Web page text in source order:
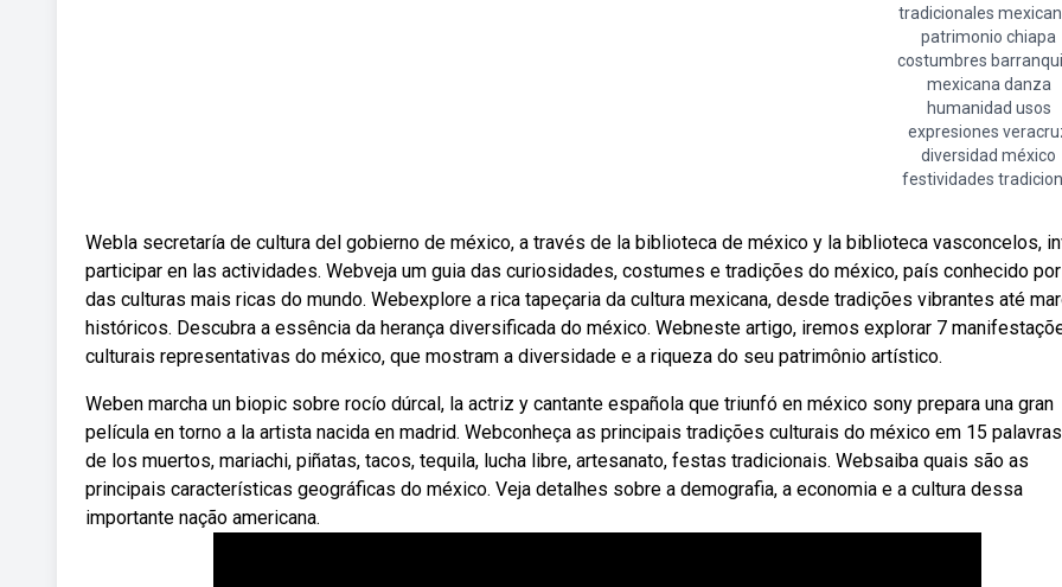
tradicionales
patrimonio chiapa
costumbres
mexicana danza
humanidad usos
expresiones
diversidad méxico
festividades
Webla secretaría de cultura del gobierno de méxico, a través de la biblioteca de méxico y la biblioteca vasconcelos,
participar en las actividades. Webveja um guia das curiosidades, costumes e tradições do méxico, país conhecido
das culturas mais ricas do mundo. Webexplore a rica tapeçaria da cultura mexicana, desde tradições vibrantes até
históricos. Descubra a essência da herança diversificada do méxico. Webneste artigo, iremos explorar 7
culturais representativas do méxico, que mostram a diversidade e a riqueza do seu patrimônio artístico.
Weben marcha un biopic sobre rocío dúrcal, la actriz y cantante española que triunfó en méxico sony prepara una gran
película en torno a la artista nacida en madrid. Webconheça as principais tradições culturais do méxico em 15
de los muertos, mariachi, piñatas, tacos, tequila, lucha libre, artesanato, festas tradicionais. Websaiba quais são as
principais características geográficas do méxico. Veja detalhes sobre a demografia, a economia e a cultura dessa
importante nação americana.